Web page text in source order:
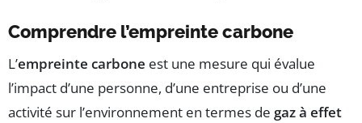
Comprendre l’empreinte carbone
L’empreinte carbone est une mesure qui évalue
l’impact d’une personne, d’une entreprise ou d’une
activité sur l’environnement en termes de gaz à effet